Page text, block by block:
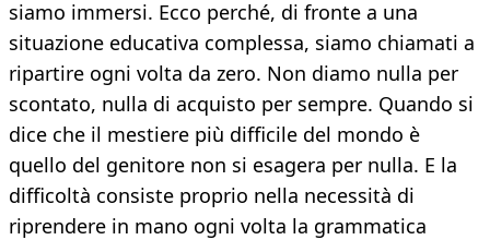
siamo immersi. Ecco perché, di fronte a una
situazione educativa complessa, siamo chiamati a
ripartire ogni volta da zero. Non diamo nulla per
scontato, nulla di acquisto per sempre. Quando si
dice che il mestiere più difficile del mondo è
quello del genitore non si esagera per nulla. E la
difficoltà consiste proprio nella necessità di
riprendere in mano ogni volta la grammatica